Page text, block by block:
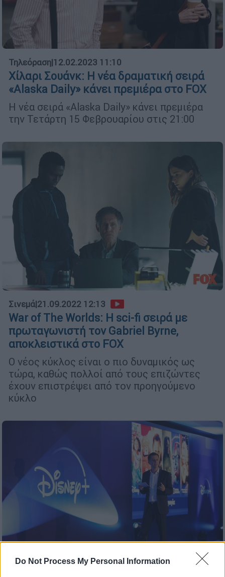
Do Not Process My Personal Information
Τηλεόραση|12.02.2023 11:10
Χίλαρι Σουάνκ: Η νέα δραματική σειρά
«Alaska Daily» κάνει πρεμιέρα στο FOX
Η νέα σειρά «Alaska Daily» κάνει πρεμιέρα
την Τετάρτη 15 Φεβρουαρίου στις 21:00
Σινεμά|21.09.2022 12:13
War of The Worlds: H sci-fi σειρά με
πρωταγωνιστή τον Gabriel Byrne,
αποκλειστικά στο FOX
Ο νέος κύκλος είναι ο πιο δυναμικός ως
τώρα, καθώς πολλοί από τους επιζώντες
έχουν επιστρέψει από τον προηγούμενο
κύκλο